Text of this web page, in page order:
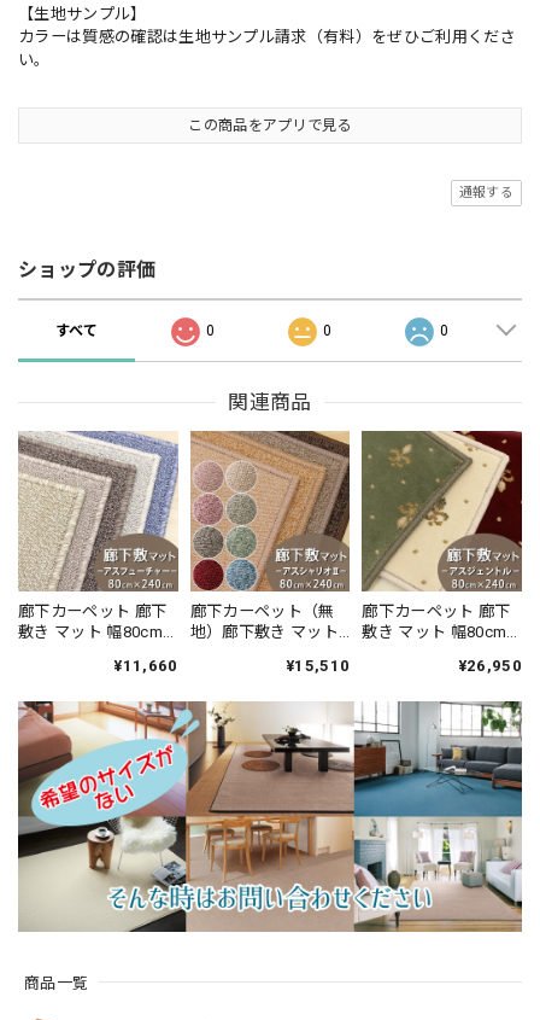
商品一覧
【生地サンプル】
カラーは質感の確認は生地サンプル請求（有料）をぜひご利用くださ
い。
この商品をアプリで見る
通報する
ショップの評価
すべて 0 0 0
関連商品
廊下カーペット 廊下
敷き マット 幅80cm×
全の「SEK 抗ウイル
加工」雰囲気のある
杢調 無地 ループタイ
プ 全5色 防炎ラベル
付『アスフューチャ
ー/FUT』
¥11,660
廊下カーペット（無
地）廊下敷き マット
薄型タイプでドアに
高い耐久性と強力な
はっ水・はつ油性の
防汚ラグ 防炎ラベル
付『アスシャリオ
2/CRO』
¥15,510
廊下カーペット 廊下
敷き マット 幅80cm×
オリエントクラシッ
グレード感あるデザ
イン 高密度で耐久性
に優れたウィルトン
織カーペット 全3色
防炎ラベル付『アス
ジェントル/GNT』
¥26,950